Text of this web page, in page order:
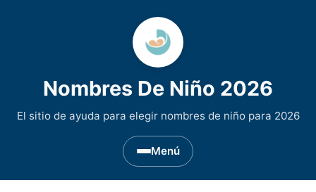
Nombres De Niño 2026
El sitio de ayuda para elegir nombres de niño para 2026
Menú